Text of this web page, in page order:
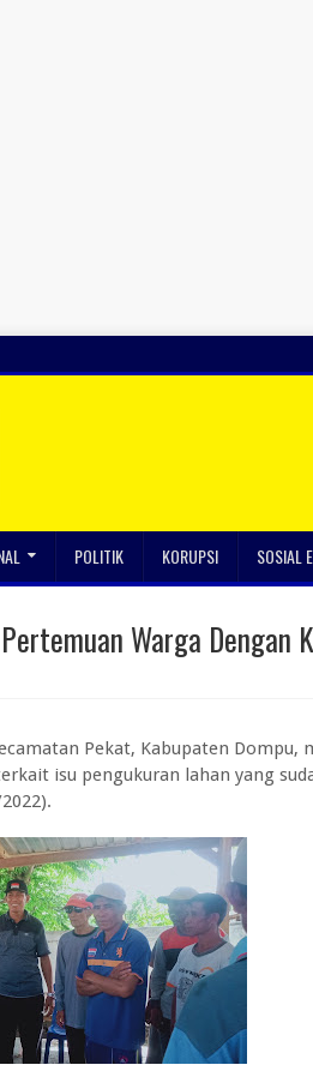
POLITIK KORUPSI SOSIAL
Warga Dengan
Pekat, Kabupaten Dompu,
isu pengukuran lahan yang